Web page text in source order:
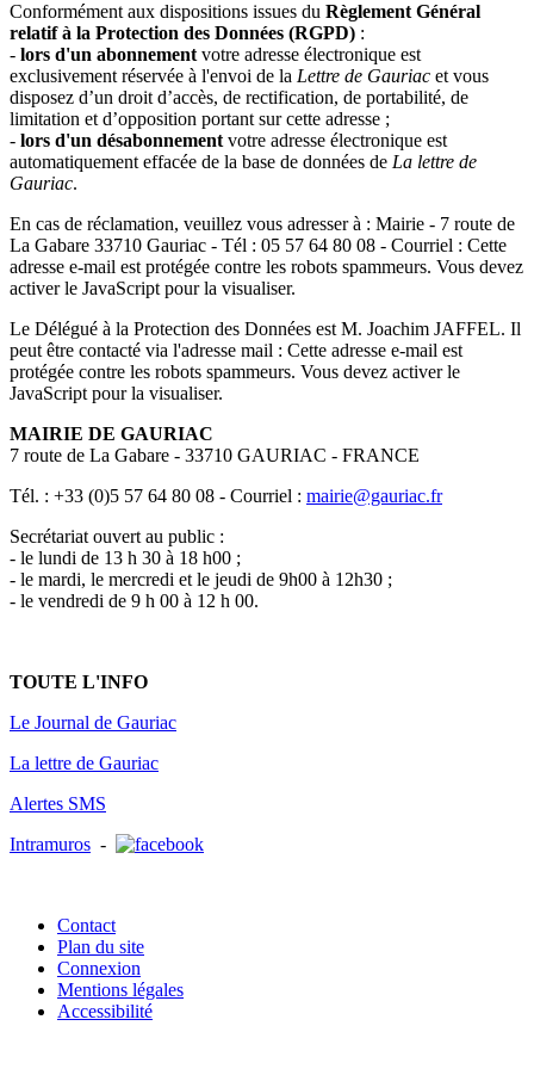
Conformément aux dispositions issues du Règlement Général
relatif à la Protection des Données (RGPD) :
- lors d'un abonnement votre adresse électronique est
exclusivement réservée à l'envoi de la Lettre de Gauriac et vous
disposez d’un droit d’accès, de rectification, de portabilité, de
limitation et d’opposition portant sur cette adresse ;
- lors d'un désabonnement votre adresse électronique est
automatiquement effacée de la base de données de La lettre de
Gauriac.
En cas de réclamation, veuillez vous adresser à : Mairie - 7 route de
La Gabare 33710 Gauriac - Tél : 05 57 64 80 08 - Courriel : Cette
adresse e-mail est protégée contre les robots spammeurs. Vous devez
activer le JavaScript pour la visualiser.
Le Délégué à la Protection des Données est M. Joachim JAFFEL. Il
peut être contacté via l'adresse mail : Cette adresse e-mail est
protégée contre les robots spammeurs. Vous devez activer le
JavaScript pour la visualiser.
MAIRIE DE GAURIAC
7 route de La Gabare - 33710 GAURIAC - FRANCE
Tél. : +33 (0)5 57 64 80 08 - Courriel : mairie@gauriac.fr
Secrétariat ouvert au public :
- le lundi de 13 h 30 à 18 h00 ;
- le mardi, le mercredi et le jeudi de 9h00 à 12h30 ;
- le vendredi de 9 h 00 à 12 h 00.
TOUTE L'INFO
Le Journal de Gauriac
La lettre de Gauriac
Alertes SMS
Intramuros -
Contact
Plan du site
Connexion
Mentions légales
Accessibilité